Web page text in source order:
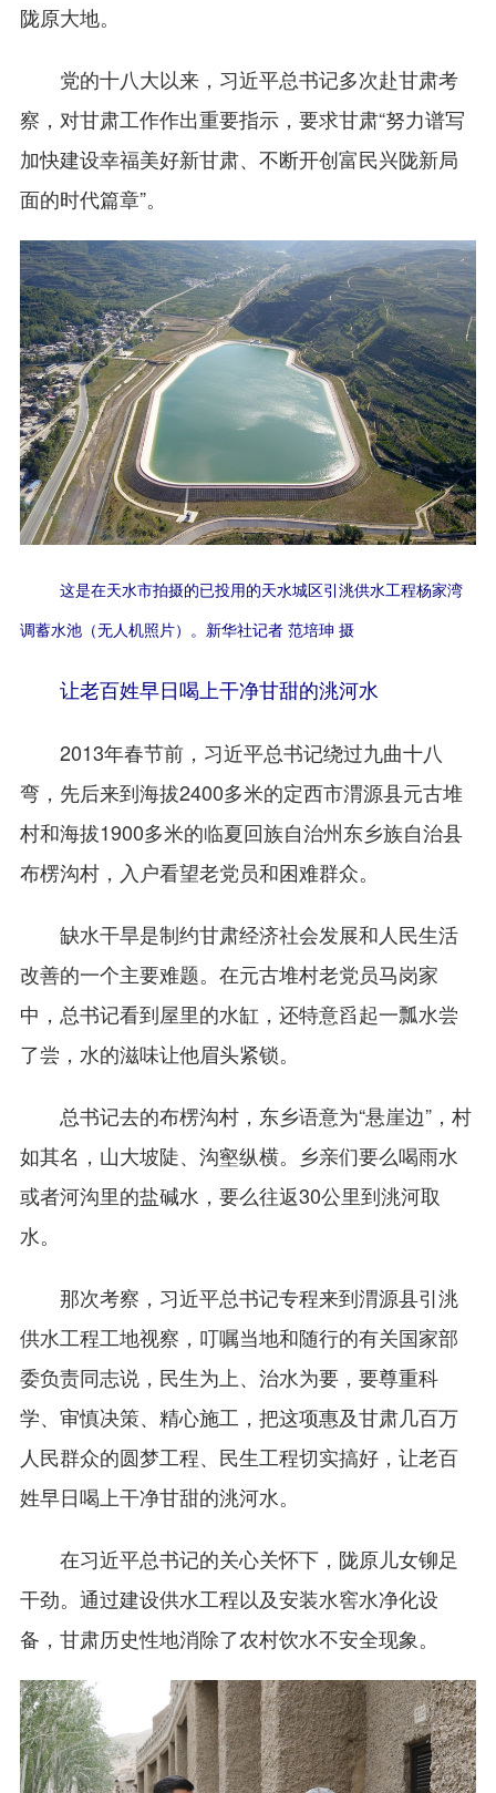
陇原大地。
党的十八大以来，习近平总书记多次赴甘肃考
察，对甘肃工作作出重要指示，要求甘肃“努力谱写
加快建设幸福美好新甘肃、不断开创富民兴陇新局
面的时代篇章”。
这是在天水市拍摄的已投用的天水城区引洮供水工程杨家湾
调蓄水池（无人机照片）。新华社记者 范培珅 摄
让老百姓早日喝上干净甘甜的洮河水
2013年春节前，习近平总书记绕过九曲十八
弯，先后来到海拔2400多米的定西市渭源县元古堆
村和海拔1900多米的临夏回族自治州东乡族自治县
布楞沟村，入户看望老党员和困难群众。
缺水干旱是制约甘肃经济社会发展和人民生活
改善的一个主要难题。在元古堆村老党员马岗家
中，总书记看到屋里的水缸，还特意舀起一瓢水尝
了尝，水的滋味让他眉头紧锁。
总书记去的布楞沟村，东乡语意为“悬崖边”，村
如其名，山大坡陡、沟壑纵横。乡亲们要么喝雨水
或者河沟里的盐碱水，要么往返30公里到洮河取
水。
那次考察，习近平总书记专程来到渭源县引洮
供水工程工地视察，叮嘱当地和随行的有关国家部
委负责同志说，民生为上、治水为要，要尊重科
学、审慎决策、精心施工，把这项惠及甘肃几百万
人民群众的圆梦工程、民生工程切实搞好，让老百
姓早日喝上干净甘甜的洮河水。
在习近平总书记的关心关怀下，陇原儿女铆足
干劲。通过建设供水工程以及安装水窖水净化设
备，甘肃历史性地消除了农村饮水不安全现象。